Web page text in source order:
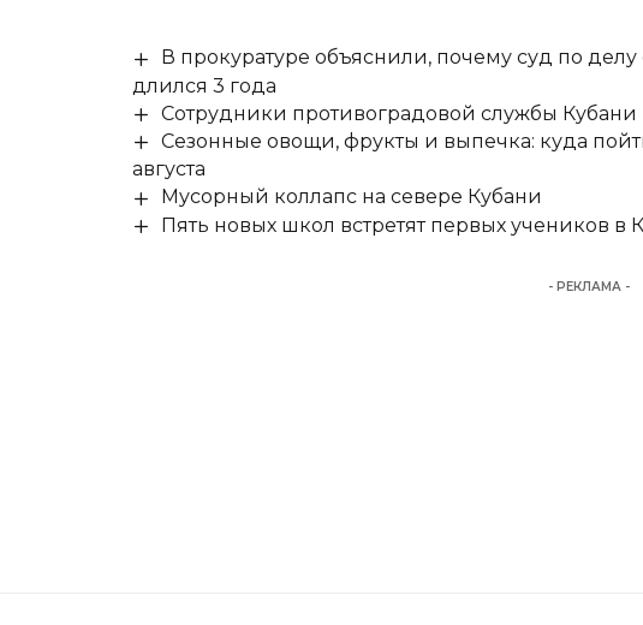
В прокуратуре объяснили, почему суд по
длился 3 года
Сотрудники противоградовой службы Кубани
Сезонные овощи, фрукты и выпечка: куда
августа
Мусорный коллапс на севере Кубани
Пять новых школ встретят первых учеников в
- РЕКЛАМА -